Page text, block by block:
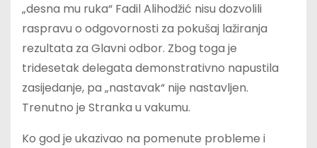
„desna mu ruka“ Fadil Alihodžić nisu dozvolili
raspravu o odgovornosti za pokušaj lažiranja
rezultata za Glavni odbor. Zbog toga je
tridesetak delegata demonstrativno napustila
zasijedanje, pa „nastavak“ nije nastavljen.
Trenutno je Stranka u vakumu.
Ko god je ukazivao na pomenute probleme i